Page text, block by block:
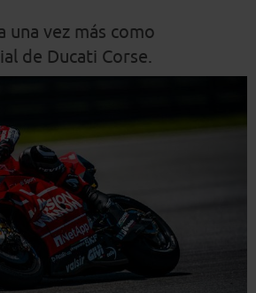
una vez más como
de Ducati Corse.